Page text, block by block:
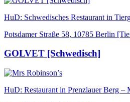
HuD: Schwedisches Restaurant in
Potsdamer Straße 58, 10785 Berlin
GOLVET [Schwedisch]
HuD: Restaurant in Prenzlauer Berg –